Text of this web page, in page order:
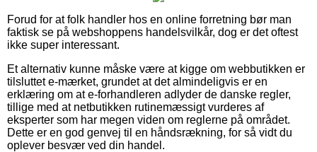
Forud for at folk handler hos en online forretning bør man
faktisk se på webshoppens handelsvilkår, dog er det oftest
ikke super interessant.
Et alternativ kunne måske være at kigge om webbutikken er
tilsluttet e-mærket, grundet at det almindeligvis er en
erklæring om at e-forhandleren adlyder de danske regler,
tillige med at netbutikken rutinemæssigt vurderes af
eksperter som har megen viden om reglerne på området.
Dette er en god genvej til en håndsrækning, for så vidt du
oplever besvær ved din handel.